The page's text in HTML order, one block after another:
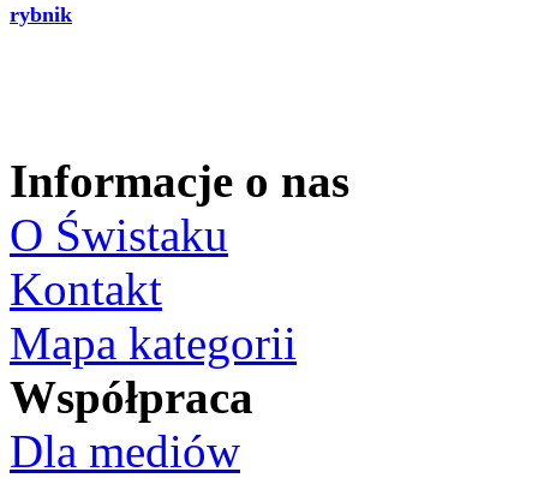
rybnik
Informacje o nas
O Świstaku
Kontakt
Mapa kategorii
Współpraca
Dla mediów